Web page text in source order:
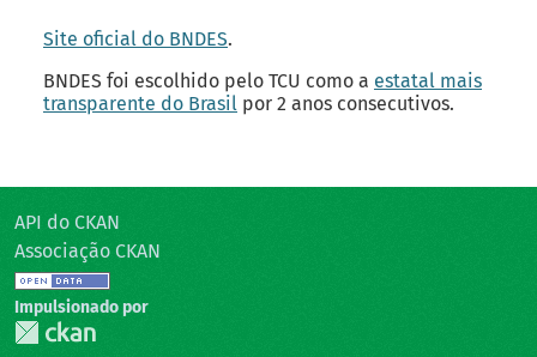
Site oficial do BNDES.
BNDES foi escolhido pelo TCU como a estatal mais
transparente do Brasil por 2 anos consecutivos.
API do CKAN
Associação CKAN
Impulsionado por